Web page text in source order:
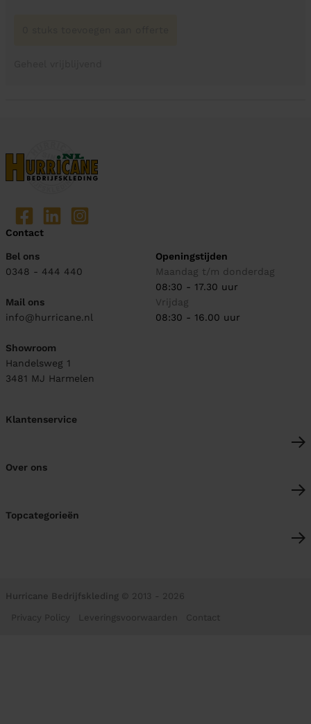
Contact
Bel ons
0348 - 444 440
Mail ons
info@hurricane.nl
Showroom
Handelsweg 1
3481 MJ Harmelen
Openingstijden
Maandag t/m donderdag
08:30 - 17.30 uur
Vrijdag
08:30 - 16.00 uur
Klantenservice
Over ons
Topcategorieën
Hurricane Bedrijfskleding © 2013 - 2026
Privacy Policy Leveringsvoorwaarden Contact